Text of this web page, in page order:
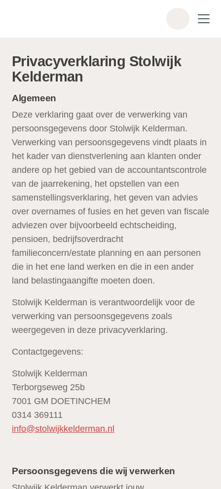
k
e
Privacyverklaring Stolwijk
Kelderman
Algemeen
Deze verklaring gaat over de verwerking van
persoonsgegevens door Stolwijk Kelderman.
Verwerking van persoonsgegevens vindt plaats in
het kader van dienstverlening aan klanten onder
andere op het gebied van de accountantscontrole
van de jaarrekening, het opstellen van een
samenstellingsverklaring, het geven van advies
over overnames of fusies en het geven van fiscale
adviezen over bijvoorbeeld echtscheiding,
pensioen, bedrijfsoverdracht
familieconcern/estate planning en aan personen
die in het ene land werken en die in een ander
land belastingaangifte moeten doen.
Stolwijk Kelderman is verantwoordelijk voor de
verwerking van persoonsgegevens zoals
weergegeven in deze privacyverklaring.
Contactgegevens:
Stolwijk Kelderman
Terborgseweg 25b
7001 GM DOETINCHEM
0314 369111
info@stolwijkkelderman.nl
Persoonsgegevens die wij verwerken